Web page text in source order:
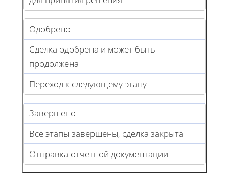
Одобрено
Сделка одобрена и может быть
продолжена
Переход к следующему этапу
Завершено
Все этапы завершены, сделка закрыта
Отправка отчетной документации